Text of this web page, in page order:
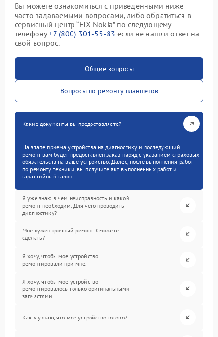
Вы можете ознакомиться с приведенными ниже
часто задаваемыми вопросами, либо обратиться в
сервисный центр “FIX-Nokia” по следующему
телефону+7 (800) 301-55-83 если не нашли ответ на
свой вопрос.
Общие вопросы
Вопросы по ремонту планшетов
Какие документы вы предоставляете?
На этапе приема устройства на диагностику и последующий
ремонт вам будет предоставлен заказ-наряд с указанием страховых
обязательств на ваше устройство. Далее, после выполнения работ
по ремонту техники, вы получите акт выполненных работ и
гарантийный талон.
Я уже знаю в чем неисправность и какой
ремонт необходим. Для чего проводить
диагностику?
Мне нужен срочный ремонт. Сможете
сделать?
Я хочу, чтобы мое устройство
ремонтировали при мне.
Я хочу, чтобы мое устройство
ремонтировалось только оригинальными
запчастями.
Как я узнаю, что мое устройство готово?